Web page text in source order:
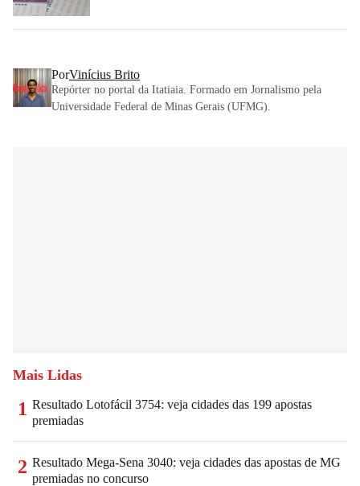
PorVinícius Brito
Repórter no portal da Itatiaia. Formado em Jornalismo pela
Universidade Federal de Minas Gerais (UFMG).
Mais Lidas
1 Resultado Lotofácil 3754: veja cidades das 199 apostas
premiadas
2 Resultado Mega-Sena 3040: veja cidades das apostas de MG
premiadas no concurso